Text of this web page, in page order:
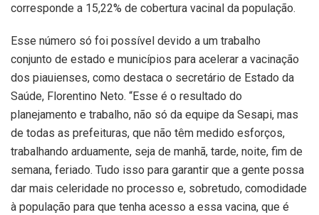
corresponde a 15,22% de cobertura vacinal da população.
Esse número só foi possível devido a um trabalho
conjunto de estado e municípios para acelerar a vacinação
dos piauienses, como destaca o secretário de Estado da
Saúde, Florentino Neto. “Esse é o resultado do
planejamento e trabalho, não só da equipe da Sesapi, mas
de todas as prefeituras, que não têm medido esforços,
trabalhando arduamente, seja de manhã, tarde, noite, fim de
semana, feriado. Tudo isso para garantir que a gente possa
dar mais celeridade no processo e, sobretudo, comodidade
à população para que tenha acesso a essa vacina, que é